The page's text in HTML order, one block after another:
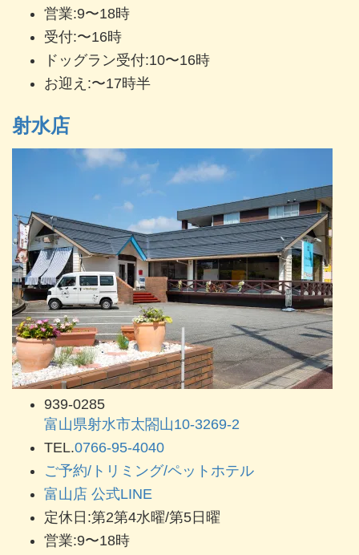
営業:9〜18時
受付:〜16時
ドッグラン受付:10〜16時
お迎え:〜17時半
射水店
939-0285
富山県射水市太閤山10-3269-2
TEL.0766-95-4040
ご予約/トリミング/ペットホテル
富山店 公式LINE
定休日:第2第4水曜/第5日曜
営業:9〜18時